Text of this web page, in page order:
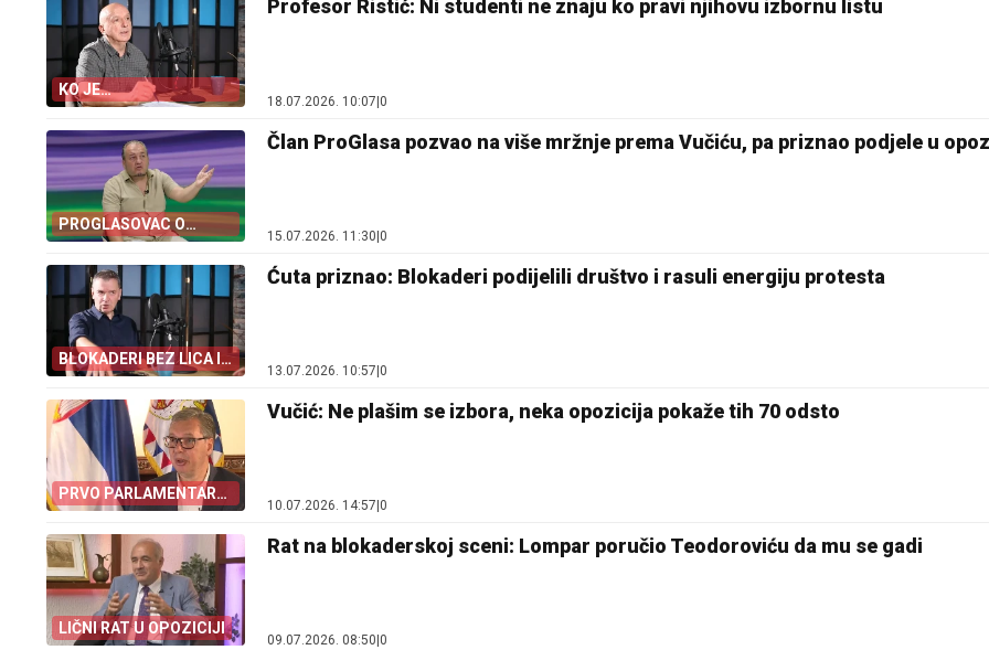
KO JE
„MASTERMAJND”
Profesor Ristić: Ni studenti ne znaju ko pravi njihovu izbornu listu
18.07.2026. 10:07|0
PROGLASOVAC O
OPOZICIJI
Član ProGlasa pozvao na više mržnje prema Vučiću, pa priznao podjele u
15.07.2026. 11:30|0
BLOKADERI BEZ LICA I
PROGRAMA
Ćuta priznao: Blokaderi podijelili društvo i rasuli energiju protesta
13.07.2026. 10:57 0
PRVO PARLAMENTARNI
PA PREDSJEDNIČKI
Vučić: Ne plašim se izbora, neka opozicija pokaže tih 70 odsto
10.07.2026. 14:57 0
LIČNI RAT U OPOZICIJI
Rat na blokaderskoj sceni: Lompar poručio Teodoroviću da mu se gadi
09.07.2026. 08:50 0